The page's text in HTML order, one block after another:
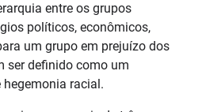
entre os grupos
políticos, econômicos,
um grupo em prejuízo dos
ser definido como um
racial.